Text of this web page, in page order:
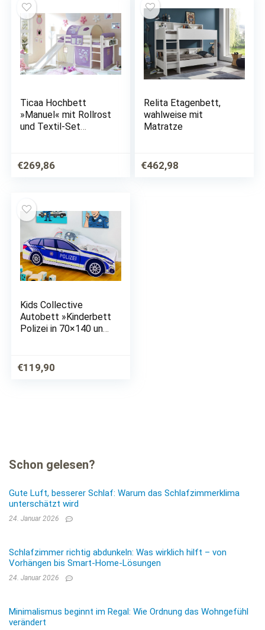
Ticaa Hochbett
»Manuel« mit Rollrost
und Textil-Set
€269,86
Relita Etagenbett,
wahlweise mit
Matratze
€462,98
Kids Collective
Autobett »Kinderbett
Polizei in 70×140 und
in zwei Größen:
140×70 und 160×80,
€119,90
Schon gelesen?
Gute Luft, besserer Schlaf: Warum das Schlafzimmerklima
unterschätzt wird
24. Januar 2026
Schlafzimmer richtig abdunkeln: Was wirklich hilft – von
Vorhängen bis Smart-Home-Lösungen
24. Januar 2026
Minimalismus beginnt im Regal: Wie Ordnung das Wohngefühl
verändert